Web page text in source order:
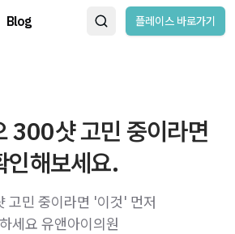
Blog 플레이스 바로가기
300샷 고민 중이라면
인해보세요.
고민 중이라면 '이것' 먼저
세요 유앤아이의원